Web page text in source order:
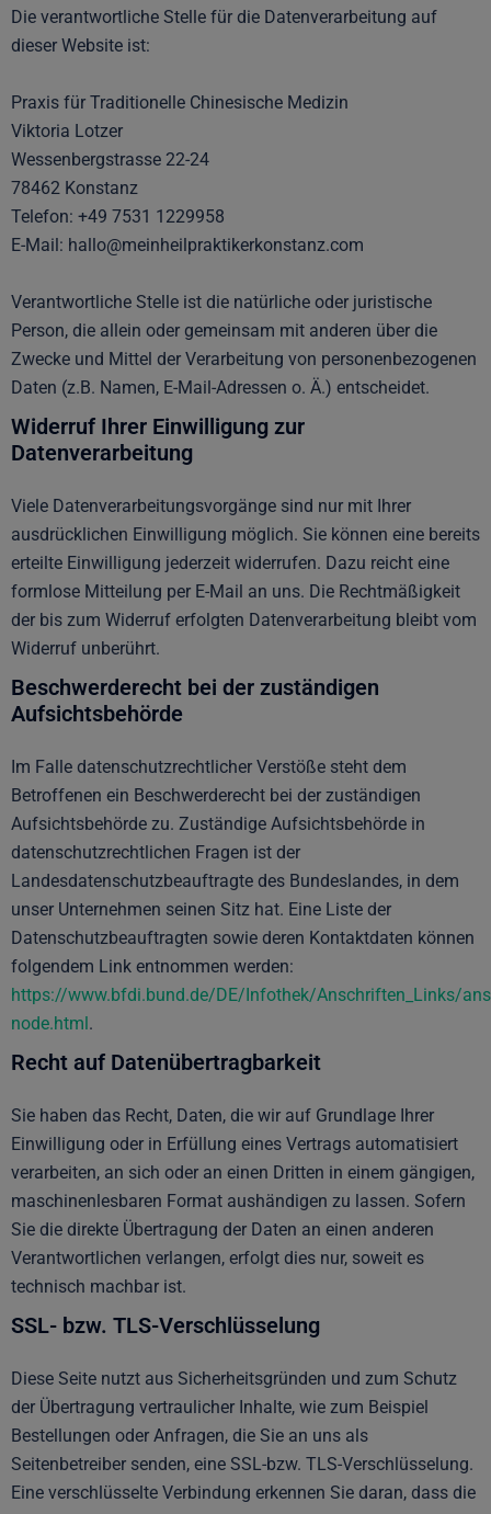
Die verantwortliche Stelle für die Datenverarbeitung auf
dieser Website ist:
Praxis für Traditionelle Chinesische Medizin
Viktoria Lotzer
Wessenbergstrasse 22-24
78462 Konstanz
Telefon: +49 7531 1229958
E-Mail: hallo@meinheilpraktikerkonstanz.com
Verantwortliche Stelle ist die natürliche oder juristische
Person, die allein oder gemeinsam mit anderen über die
Zwecke und Mittel der Verarbeitung von personenbezogenen
Daten (z.B. Namen, E-Mail-Adressen o. Ä.) entscheidet.
Widerruf Ihrer Einwilligung zur
Datenverarbeitung
Viele Datenverarbeitungsvorgänge sind nur mit Ihrer
ausdrücklichen Einwilligung möglich. Sie können eine bereits
erteilte Einwilligung jederzeit widerrufen. Dazu reicht eine
formlose Mitteilung per E-Mail an uns. Die Rechtmäßigkeit
der bis zum Widerruf erfolgten Datenverarbeitung bleibt vom
Widerruf unberührt.
Beschwerderecht bei der zuständigen
Aufsichtsbehörde
Im Falle datenschutzrechtlicher Verstöße steht dem
Betroffenen ein Beschwerderecht bei der zuständigen
Aufsichtsbehörde zu. Zuständige Aufsichtsbehörde in
datenschutzrechtlichen Fragen ist der
Landesdatenschutzbeauftragte des Bundeslandes, in dem
unser Unternehmen seinen Sitz hat. Eine Liste der
Datenschutzbeauftragten sowie deren Kontaktdaten können
folgendem Link entnommen werden:
https://www.bfdi.bund.de/DE/Infothek/Anschriften_Links/
node.html.
Recht auf Datenübertragbarkeit
Sie haben das Recht, Daten, die wir auf Grundlage Ihrer
Einwilligung oder in Erfüllung eines Vertrags automatisiert
verarbeiten, an sich oder an einen Dritten in einem gängigen,
maschinenlesbaren Format aushändigen zu lassen. Sofern
Sie die direkte Übertragung der Daten an einen anderen
Verantwortlichen verlangen, erfolgt dies nur, soweit es
technisch machbar ist.
SSL- bzw. TLS-Verschlüsselung
Diese Seite nutzt aus Sicherheitsgründen und zum Schutz
der Übertragung vertraulicher Inhalte, wie zum Beispiel
Bestellungen oder Anfragen, die Sie an uns als
Seitenbetreiber senden, eine SSL-bzw. TLS-Verschlüsselung.
Eine verschlüsselte Verbindung erkennen Sie daran, dass die